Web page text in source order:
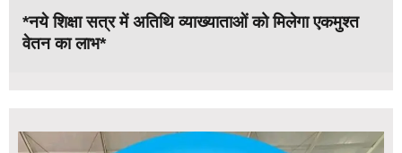
*नये शिक्षा सत्र में अतिथि व्याख्याताओं को मिलेगा एकमुश्त
वेतन का लाभ*